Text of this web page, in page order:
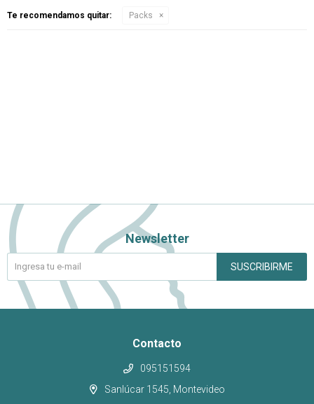
Te recomendamos quitar: Packs
Contacto
095151594
Sanlúcar 1545, Montevideo
Newsletter
SUSCRIBIRME